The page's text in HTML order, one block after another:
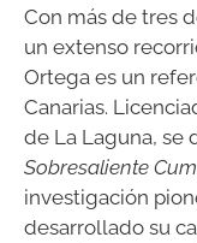
Con más de tres
un extenso
Ortega es un
Canarias.
de La Laguna, se
Sobresaliente
investigación
desarrollado su